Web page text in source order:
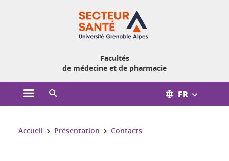
Facultés
de médecine et de pharmacie
Ouvrir le menu principal FR
Vous êtes ici :
Accueil Présentation Contacts